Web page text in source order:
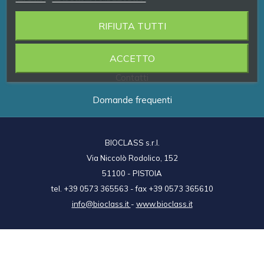
Prodotti
Brand
Domande frequenti
RIFIUTA TUTTI
ACCETTO
BIOCLASS s.r.l.
Via Niccolò Rodolico, 152
51100 - PISTOIA
tel. +39 0573 365563 - fax +39 0573 365610
info@bioclass.it - www.bioclass.it